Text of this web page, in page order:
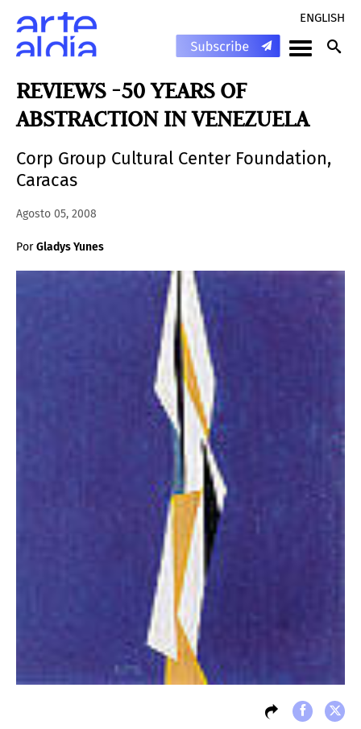
ENGLISH
REVIEWS -50 YEARS OF
ABSTRACTION IN VENEZUELA
Corp Group Cultural Center Foundation,
Caracas
Agosto 05, 2008
PorGladys Yunes